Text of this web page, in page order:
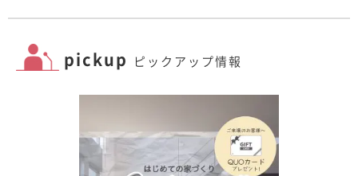
pickup ピックアップ情報